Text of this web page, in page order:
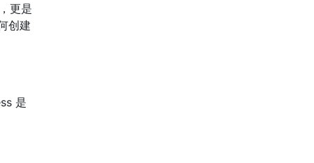
更是
创建
是